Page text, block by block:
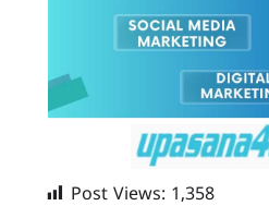
Post Views: 1,358